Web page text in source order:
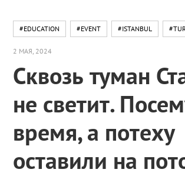
#EDUCATION #EVENT #ISTANBUL
2 МАЯ, 2024
Сквозь туман
не светит.
время, а потеху
оставили на